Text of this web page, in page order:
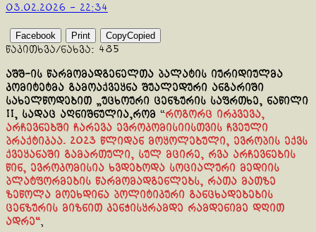
03.02.2026 - 22:34
Facebook Print CopyCopied
წაკითხვა/ნახვა: 485
აშშ-ის წარმომადგენელთა პალატის იურიდიულმა
კომიტეტმა გამოაქვეყნა შუალედური ანგარიში
სახელწოდებით „უცხოური ცენზურის საფრთხე, ნაწილი
II, სადაც აღნიშნულია,რომ “როგორც ირკვევა,
არჩევნებში ჩარევა ევროკომისიისთვის ჩვეული
პრაქტიკაა. 2023 წლიდან მოყოლებული, ევროპის ექვს
ქვეყანაში გამართული, სულ მცირე, რვა არჩევნების
წინ, ევროკომისია ხვდებოდა სოციალური მედიის
პლატფორმების წარმომადგენლებს, რათა მათზე
ზეწოლა მოეხდინა პოლიტიკური განცხადებების
ცენზურის მიზნით კენჭისყრამდე რამდენიმე დღით
ადრე“,